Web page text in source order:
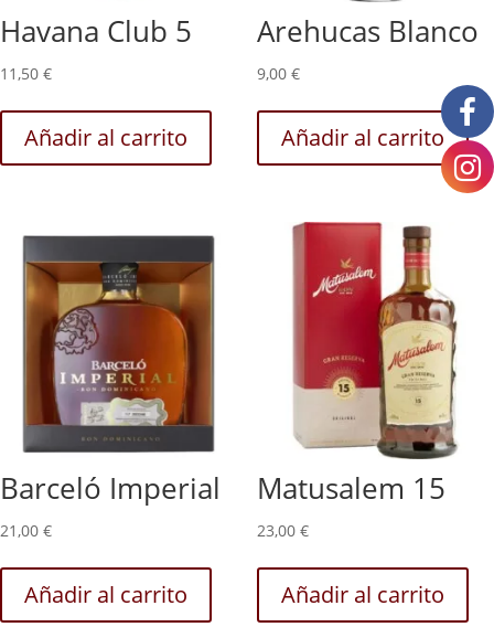
Havana Club 5
11,50 €
Añadir al carrito
Arehucas Blanco
9,00 €
Añadir al carrito
Barceló Imperial
21,00 €
Añadir al carrito
Matusalem 15
23,00 €
Añadir al carrito